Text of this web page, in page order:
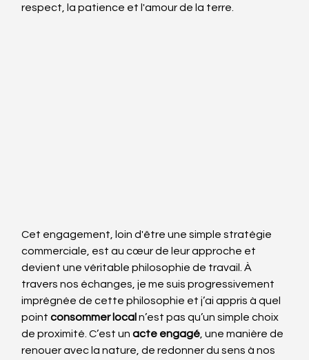
respect, la patience et l'amour de la terre.
Cet engagement, loin d'être une simple stratégie
commerciale, est au cœur de leur approche et
devient une véritable philosophie de travail. À
travers nos échanges, je me suis progressivement
imprégnée de cette philosophie et j’ai appris à quel
point consommer local n’est pas qu’un simple choix
de proximité. C’est un acte engagé , une manière de
renouer avec la nature, de redonner du sens à nos